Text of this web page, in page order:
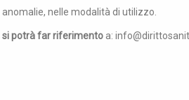
nelle modalità di utilizzo.
si potrà far riferimento a: